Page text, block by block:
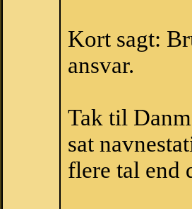
Kort sagt:
ansvar.
Tak til
sat
flere tal end